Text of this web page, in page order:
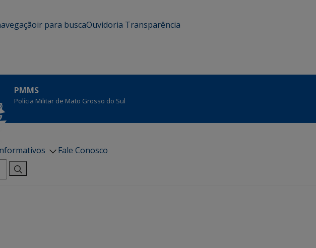
ir para buscaOuvidoria Transparência
PMMS
Polícia Militar de Mato Grosso do Sul
Fale Conosco